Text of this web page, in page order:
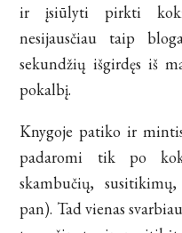
ir įsiūlyti pirkti
nesijausčiau taip
sekundžių išgirdęs iš
pokalbį.
Knygoje patiko ir
padaromi tik po
skambučių,
pan). Tad vienas